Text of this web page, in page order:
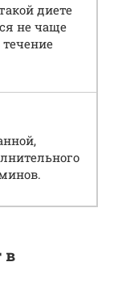
диете
не чаще
течение
в